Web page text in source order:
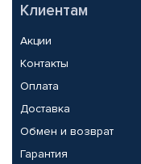
Клиентам
Акции
Контакты
Оплата
Доставка
Обмен и возврат
Гарантия